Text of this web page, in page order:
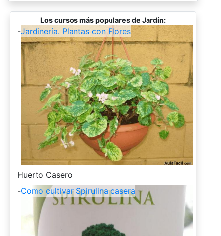
Los cursos más populares de Jardín:
-Jardinería. Plantas con Flores
-
Huerto Casero
-Como cultivar Spirulina casera